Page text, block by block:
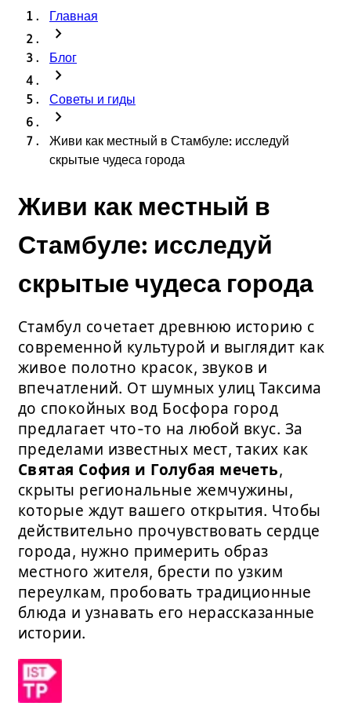
Главная
chevron_right
Блог
chevron_right
Советы и гиды
chevron_right
Живи как местный в Стамбуле: исследуй
скрытые чудеса города
Живи как местный в
Стамбуле: исследуй
скрытые чудеса города
Стамбул сочетает древнюю историю с
современной культурой и выглядит как
живое полотно красок, звуков и
впечатлений. От шумных улиц Таксима
до спокойных вод Босфора город
предлагает что-то на любой вкус. За
пределами известных мест, таких как
Святая София и Голубая мечеть,
скрыты региональные жемчужины,
которые ждут вашего открытия. Чтобы
действительно прочувствовать сердце
города, нужно примерить образ
местного жителя, брести по узким
переулкам, пробовать традиционные
блюда и узнавать его нерассказанные
истории.